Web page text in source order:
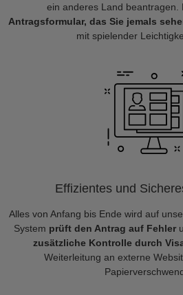
ein anderes Land beantragen.
Antragsformular, das Sie jemals
mit spielender
Effizientes und
Alles von Anfang bis Ende wird auf
System prüft den Antrag auf Fehler
zusätzliche Kontrolle durch
Weiterleitung an externe